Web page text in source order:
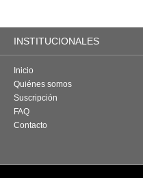
INSTITUCIONALES
Inicio
Quiénes somos
Suscripción
FAQ
Contacto